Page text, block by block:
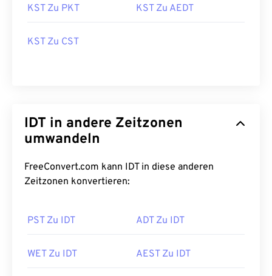
KST Zu PKT KST Zu AEDT
KST Zu CST
IDT in andere Zeitzonen
umwandeln
FreeConvert.com kann IDT in diese anderen
Zeitzonen konvertieren:
PST Zu IDT ADT Zu IDT
WET Zu IDT AEST Zu IDT